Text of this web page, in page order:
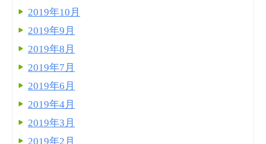
2019年10月
2019年9月
2019年8月
2019年7月
2019年6月
2019年4月
2019年3月
2019年2月